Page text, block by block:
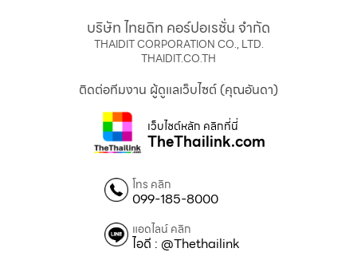
บริษัท ไทยดิท คอร์ปอเรชั่น จำกัด
THAIDIT CORPORATION CO., LTD.
THAIDIT.CO.TH
ติดต่อทีมงาน ผู้ดูแลเว็บไซต์ (คุณอันดา)
เว็บไซต์หลัก คลิกที่นี่
TheThailink.com
โทร คลิก
099-185-8000
แอดไลน์ คลิก
ไอดี : @Thethailink